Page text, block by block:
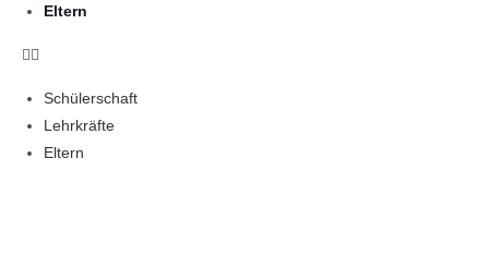
Eltern
Schülerschaft
Lehrkräfte
Eltern